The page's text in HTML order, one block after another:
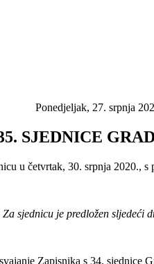
Ponedjeljak, 27. srpnja
SJEDNICE
u četvrtak, 30. srpnja 2020.,
Za sjednicu je predložen sljedeći
Zapisnika s 34. sjednice